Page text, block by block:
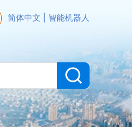
简体中文 智能机器人